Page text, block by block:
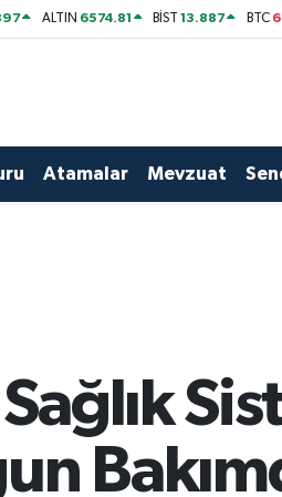
ALTIN 6574.81 BİST13.887 BTC
Atamalar Mevzuat